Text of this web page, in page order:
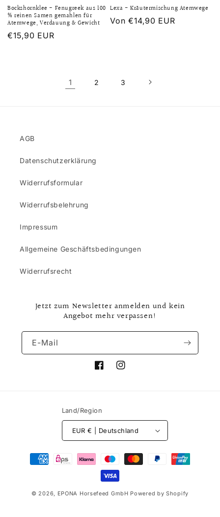
Bockshornklee - Fenugreek aus 100
% reinen Samen gemahlen für
Atemwege, Verdauung & Gewicht
Normaler
€15,90 EUR
Lexa - Kräutermischung Atemwege
Normaler
Von €14,90 EUR
1 2 3
AGB
Datenschutzerklärung
Widerrufsformular
Widerrufsbelehrung
Impressum
Allgemeine Geschäftsbedingungen
Widerrufsrecht
Jetzt zum Newsletter anmelden und kein
Angebot mehr verpassen!
E-Mail
FacebookInstagram
Land/Region
EUR € | Deutschland
Zahlungsmethoden
© 2026, EPONA Horsefeed GmbH Powered by Shopify